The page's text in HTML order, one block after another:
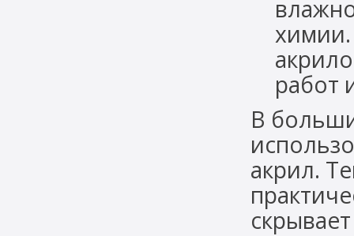
химии.
работ
В
акрил.